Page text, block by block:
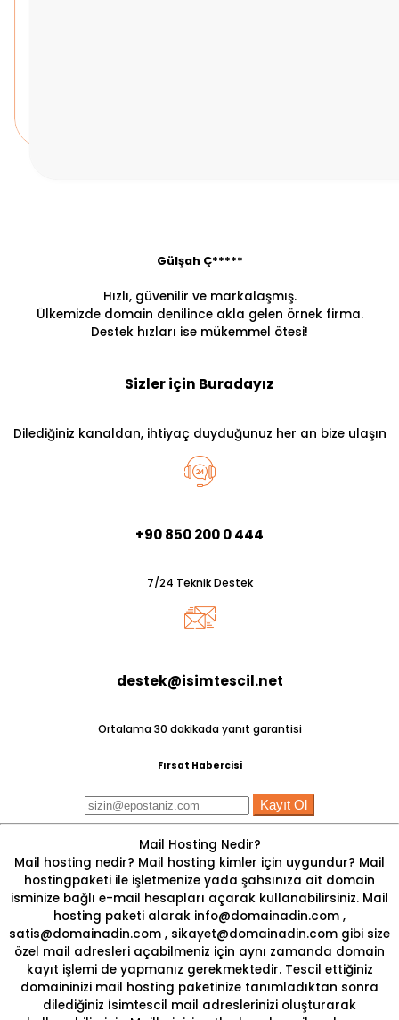
Gülşah Ç*****
Hızlı, güvenilir ve markalaşmış.
Ülkemizde domain denilince akla gelen örnek firma.
Destek hızları ise mükemmel ötesi!
Sizler için Buradayız
Dilediğiniz kanaldan, ihtiyaç duyduğunuz her an bize ulaşın
+90 850 200 0 444
7/24 Teknik Destek
destek@isimtescil.net
Ortalama 30 dakikada yanıt garantisi
Fırsat Habercisi
Kayıt Ol
Mail Hosting Nedir?
Mail hosting nedir? Mail hosting kimler için uygundur? Mail
hostingpaketi ile işletmenize yada şahsınıza ait domain
isminize bağlı e-mail hesapları açarak kullanabilirsiniz. Mail
hosting paketi alarak info@domainadin.com ,
satis@domainadin.com , sikayet@domainadin.com gibi size
özel mail adresleri açabilmeniz için aynı zamanda domain
kayıt işlemi de yapmanız gerekmektedir. Tescil ettiğiniz
domaininizi mail hosting paketinize tanımladıktan sonra
dilediğiniz İsimtescil mail adreslerinizi oluşturarak